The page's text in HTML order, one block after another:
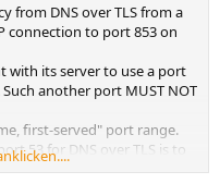
from DNS over TLS from a
connection to port 853 on
with its server to use a port
another port MUST NOT
first-served" port range.
53 for DNS over TLS is to
use of TLS and to reduce